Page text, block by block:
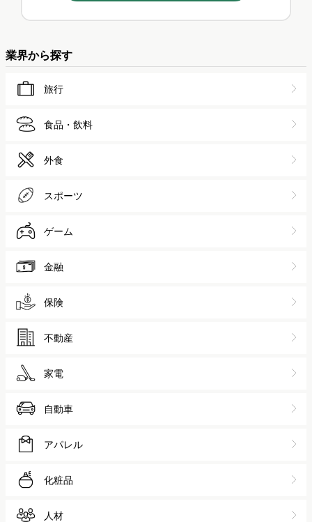
業界から探す
旅行
食品・飲料
外食
スポーツ
ゲーム
金融
保険
不動産
家電
自動車
アパレル
化粧品
人材